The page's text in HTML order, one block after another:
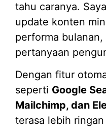
tahu caranya.
update konten
performa
pertanyaan
Dengan fitur
seperti Google
Mailchimp, dan
terasa lebih